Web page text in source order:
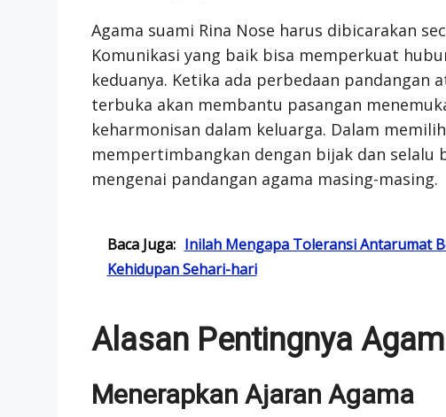
Agama suami Rina Nose harus dibicarakan
Komunikasi yang baik bisa memperkuat
keduanya. Ketika ada perbedaan pandangan
terbuka akan membantu pasangan
keharmonisan dalam keluarga. Dalam
mempertimbangkan dengan bijak dan selalu
mengenai pandangan agama masing-masing.
Baca Juga: Inilah Mengapa Toleransi Antarumat
Kehidupan Sehari-hari
Alasan Pentingnya
Menerapkan Ajaran Agama